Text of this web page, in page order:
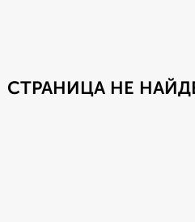
СТРАНИЦА НЕ